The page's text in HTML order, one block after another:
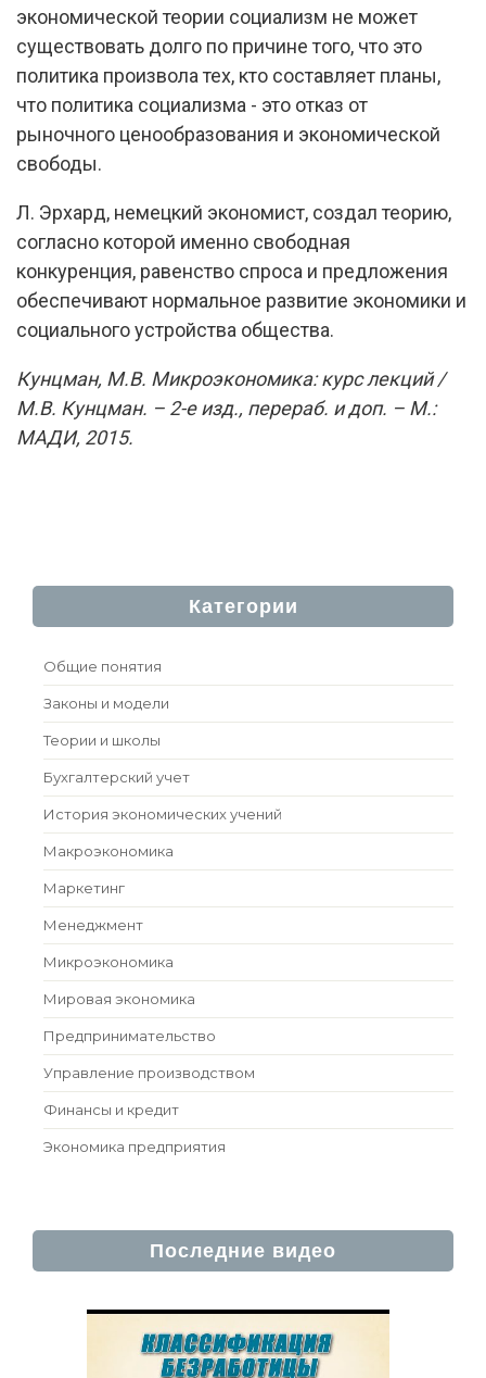
экономической теории социализм не может
существовать долго по причине того, что это
политика произвола тех, кто составляет планы,
что политика социализма - это отказ от
рыночного ценообразования и экономической
свободы.
Л. Эрхард, немецкий экономист, создал теорию,
согласно которой именно свободная
конкуренция, равенство спроса и предложения
обеспечивают нормальное развитие экономики и
социального устройства общества.
Кунцман, М.В. Микроэкономика: курс лекций /
М.В. Кунцман. – 2-е изд., перераб. и доп. – М.:
МАДИ, 2015.
Категории
Общие понятия
Законы и модели
Теории и школы
Бухгалтерский учет
История экономических учений
Макроэкономика
Маркетинг
Менеджмент
Микроэкономика
Мировая экономика
Предпринимательство
Управление производством
Финансы и кредит
Экономика предприятия
Последние видео